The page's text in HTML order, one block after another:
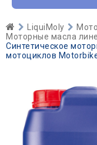
LiquiMoly
Моторные масла
Синтетическое
мотоциклов